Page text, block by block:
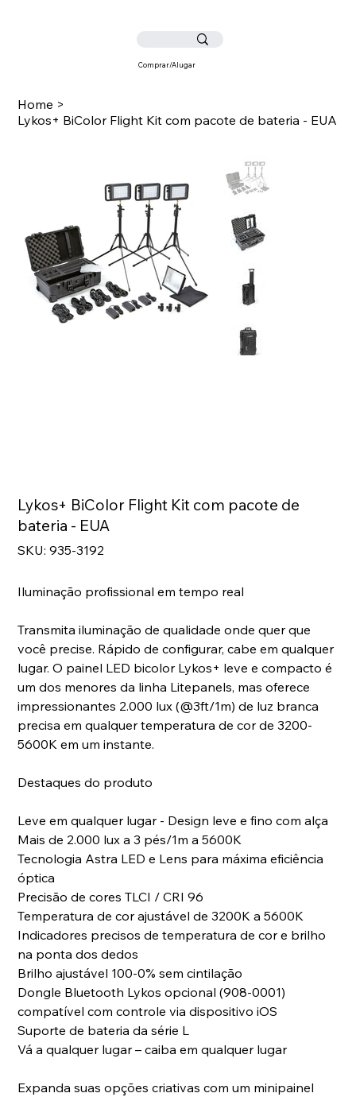
Comprar/Alugar
Home >
Lykos+ BiColor Flight Kit com pacote de bateria - EUA
Lykos+ BiColor Flight Kit com pacote de
bateria - EUA
SKU: SKU
935-
935-3192
Iluminação profissional em tempo real
Transmita iluminação de qualidade onde quer que
você precise. Rápido de configurar, cabe em qualquer
lugar. O painel LED bicolor Lykos+ leve e compacto é
um dos menores da linha Litepanels, mas oferece
impressionantes 2.000 lux (@3ft/1m) de luz branca
precisa em qualquer temperatura de cor de 3200-
5600K em um instante.
Destaques do produto
Leve em qualquer lugar - Design leve e fino com alça
Mais de 2.000 lux a 3 pés/1m a 5600K
Tecnologia Astra LED e Lens para máxima eficiência
óptica
Precisão de cores TLCI / CRI 96
Temperatura de cor ajustável de 3200K a 5600K
Indicadores precisos de temperatura de cor e brilho
na ponta dos dedos
Brilho ajustável 100-0% sem cintilação
Dongle Bluetooth Lykos opcional (908-0001)
compatível com controle via dispositivo iOS
Suporte de bateria da série L
Vá a qualquer lugar – caiba em qualquer lugar
Expanda suas opções criativas com um minipainel